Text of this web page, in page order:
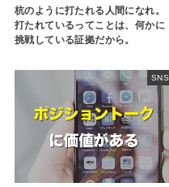
杭のように打たれる人間になれ。
打たれているってことは、何かに
挑戦している証拠だから。
SNS